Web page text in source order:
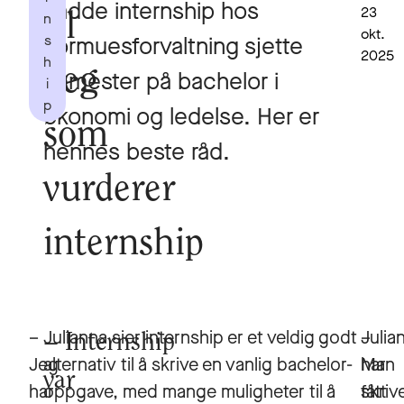
n
s
h
i
p
til
deg
som
vurderer
internship
hadde internship hos
Formuesforvaltning sjette
semester på bachelor i
økonomi og ledelse. Her er
hennes beste råd.
23
okt.
2025
–
Jeg
har
Internship
var
Julianna sier internship er et veldig godt
alternativ til å skrive en vanlig bachelor-
oppgave, med mange muligheter til å
–
Man
har
fått